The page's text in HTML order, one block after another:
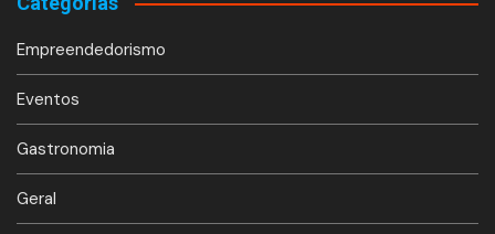
Empreendedorismo
Eventos
Gastronomia
Geral